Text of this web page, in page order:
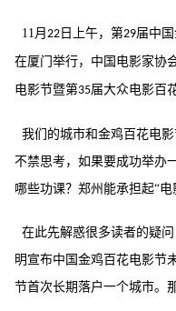
11月 22 日上午，第29届中
在厦门举行，中国电影家协
电影节暨第35届大众电影百
我们的城市和金鸡百花电
不禁思考，如果要成功举办
哪些功课？郑州能承担起“电
在此先解惑很多读者的疑
明宣布中国金鸡百花电影节
节首次长期落户一个城市。